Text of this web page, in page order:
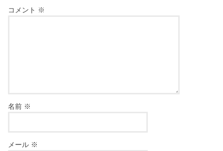
コメント ※
名前 ※
メール ※